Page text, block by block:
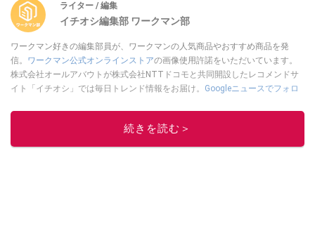
ライター / 編集
イチオシ編集部 ワークマン部
ワークマン好きの編集部員が、ワークマンの人気商品やおすすめ商品を発
信。 ワークマン公式オンラインストアの画像使用許諾をいただいています。
株式会社オールアバウトが株式会社NTTドコモと共同開設したレコメンドサ
イト「イチオシ」では毎日トレンド情報をお届け。 Googleニュースでフォロ
このイチオシストの他の記事を読む
続きを読む＞